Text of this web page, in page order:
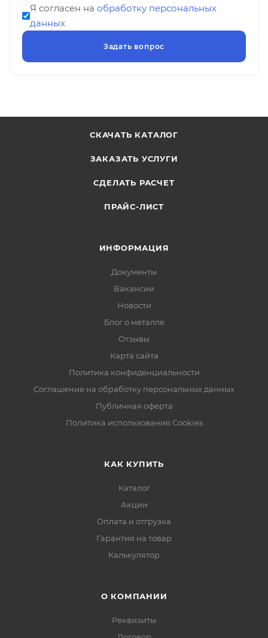
Я согласен на обработку персональных
данных
СКАЧАТЬ КАТАЛОГ
ЗАКАЗАТЬ УСЛУГИ
СДЕЛАТЬ РАСЧЕТ
ПРАЙС-ЛИСТ
ИНФОРМАЦИЯ
Документы
Вакансии
Новости
Блог о металле
Отзывы
Карта сайта
Политика конфиденциальности
Соглашение на обработку персональных данных
Публичная оферта
Политика использования Cookies
КАК КУПИТЬ
Каталог
Акции
Оплата и отгрузка
Гарантия на товар
Калькулятор
О КОМПАНИИ
Реквизиты